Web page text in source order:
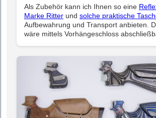
Als Zubehör kann ich Ihnen so eine
Marke Ritter und solche praktische
Aufbewahrung und Transport anbieten.
wäre mittels Vorhängeschloss